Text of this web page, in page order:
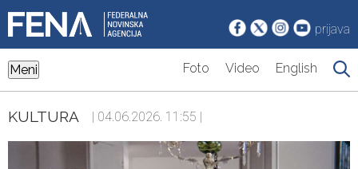
prijava
Meni Foto Video English
KULTURA | 04.06.2026. 11:55 |